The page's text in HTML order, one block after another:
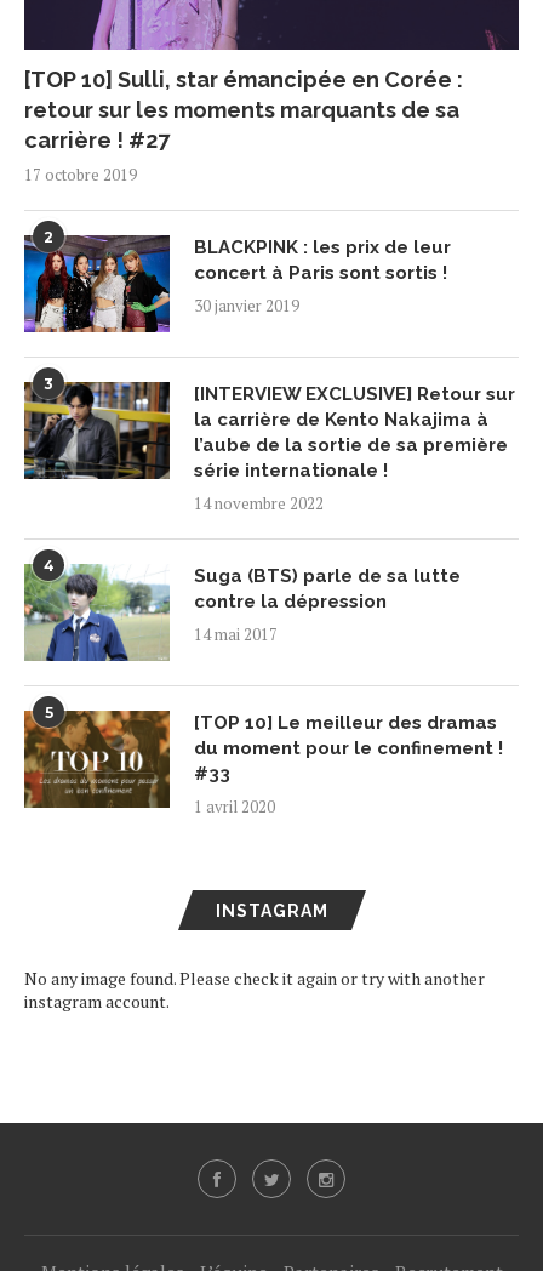
[TOP 10] Sulli, star émancipée en Corée :
retour sur les moments marquants de sa
carrière ! #27
17 octobre 2019
2
BLACKPINK : les prix de leur
concert à Paris sont sortis !
30 janvier 2019
3
[INTERVIEW EXCLUSIVE] Retour sur
la carrière de Kento Nakajima à
l’aube de la sortie de sa première
série internationale !
14 novembre 2022
4
Suga (BTS) parle de sa lutte
contre la dépression
14 mai 2017
5
[TOP 10] Le meilleur des dramas
du moment pour le confinement !
#33
1 avril 2020
INSTAGRAM
No any image found. Please check it again or try with another
instagram account.